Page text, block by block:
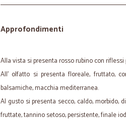
Approfondimenti
Alla vista si presenta rosso rubino con riflessi
All' olfatto si presenta floreale, fruttato,
balsamiche, macchia mediterranea.
Al gusto si presenta secco, caldo, morbido,
fruttate, tannino setoso, persistente, finale